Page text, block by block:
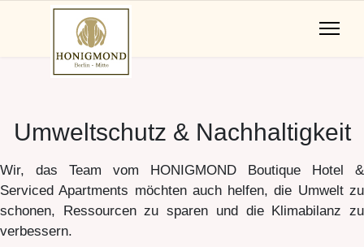
Umweltschutz & Nachhaltigkeit
Wir, das Team vom HONIGMOND Boutique Hotel &
Serviced Apartments möchten auch helfen, die Umwelt zu
schonen, Ressourcen zu sparen und die Klimabilanz zu
verbessern.